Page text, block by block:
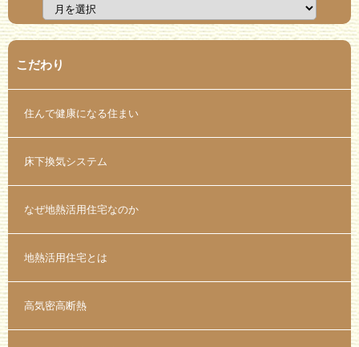
こだわり
住んで健康になる住まい
床下換気システム
なぜ地熱活用住宅なのか
地熱活用住宅とは
高気密高断熱